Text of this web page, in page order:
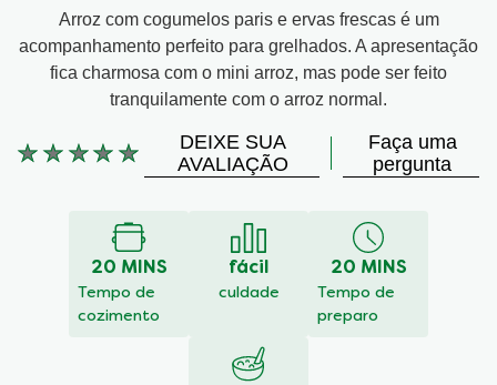
Arroz com cogumelos paris e ervas frescas é um
acompanhamento perfeito para grelhados. A apresentação
fica charmosa com o mini arroz, mas pode ser feito
tranquilamente com o arroz normal.
Nenhuma
DEIXE SUA
AVALIAÇÃO
Faça uma
pergunta
20 MINS
Tempo de
cozimento
fácil
culdade
20 MINS
Tempo de
preparo